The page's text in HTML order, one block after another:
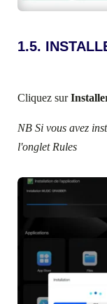
1.5.
Cliquez sur
NB Si vous avez
l'onglet Rules